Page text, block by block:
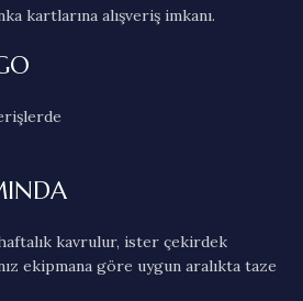
kartlarına alışveriş imkanı.
kavrulur, ister çekirdek
ekipmana göre uygun aralıkta taze